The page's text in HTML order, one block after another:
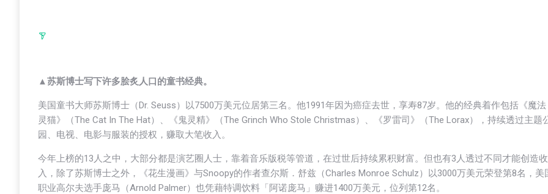
▲苏斯博士写下许多脍炙人口的童书经典。
美国童书大师苏斯博士（Dr. Seuss）以7500万美元位居第三名。他1991年因为癌症去世，享寿87岁。他的经典着作包括《魔法
灵猫》（The Cat In The Hat）、《鬼灵精》（The Grinch Who Stole Christmas）、《罗雷司》（The Lorax），持续透过主题
园、电视、电影与服装的授权，赚取大笔收入。
今年上榜的13人之中，大部分都是演艺圈人士，靠着音乐版税等管道，在过世后持续累积财富。但也有3人透过不同才能创造收
入，除了苏斯博士之外，《花生漫画》与Snoopy的作者查尔斯．舒兹（Charles Monroe Schulz）以3000万美元荣登第8名，美
职业高尔夫选手庞马（Arnold Palmer）也凭藉特调饮料「阿诺庞马」赚进1400万美元，位列第12名。